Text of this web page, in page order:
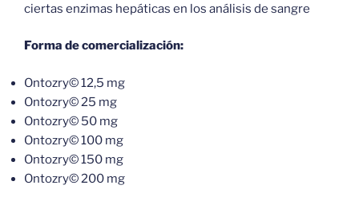
ciertas enzimas hepáticas en los análisis de sangre
Forma de comercialización:
Ontozry© 12,5 mg
Ontozry© 25 mg
Ontozry© 50 mg
Ontozry© 100 mg
Ontozry© 150 mg
Ontozry© 200 mg